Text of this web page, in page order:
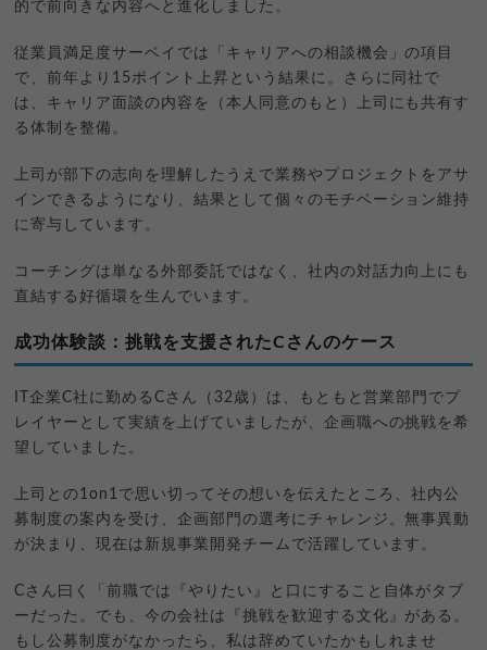
的で前向きな内容へと進化しました。
従業員満足度サーベイでは「キャリアへの相談機会」の項目
で、前年より15ポイント上昇という結果に。さらに同社で
は、キャリア面談の内容を（本人同意のもと）上司にも共有す
る体制を整備。
上司が部下の志向を理解したうえで業務やプロジェクトをアサ
インできるようになり、結果として個々のモチベーション維持
に寄与しています。
コーチングは単なる外部委託ではなく、社内の対話力向上にも
直結する好循環を生んでいます。
成功体験談：挑戦を支援されたCさんのケース
IT企業C社に勤めるCさん（32歳）は、もともと営業部門でプ
レイヤーとして実績を上げていましたが、企画職への挑戦を希
望していました。
上司との1on1で思い切ってその想いを伝えたところ、社内公
募制度の案内を受け、企画部門の選考にチャレンジ。無事異動
が決まり、現在は新規事業開発チームで活躍しています。
Cさん曰く「前職では『やりたい』と口にすること自体がタブ
ーだった。でも、今の会社は『挑戦を歓迎する文化』がある。
もし公募制度がなかったら、私は辞めていたかもしれませ